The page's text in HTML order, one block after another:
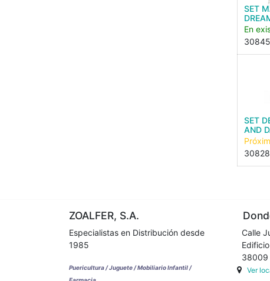
SET
En
SET
AND
ZOALFER, S.A.
Especialistas en Distribución desde
1985
Puericultura / Juguete / Mobiliario Infantil /
Calle
38009
Ver